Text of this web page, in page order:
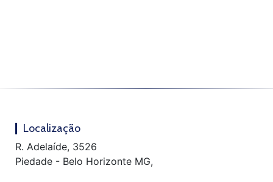
Localização
R. Adelaíde, 3526
Piedade - Belo Horizonte MG,